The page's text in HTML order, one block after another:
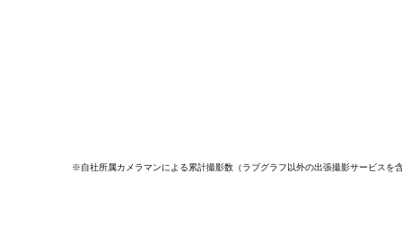
※自社所属カメラマンによる累計撮影数（ラブグラフ以外の出張撮影サービスを